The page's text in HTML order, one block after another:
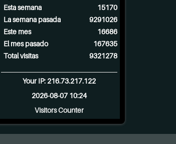
Esta semana
La semana pasada
Este mes
El mes pasado
Total visitas
15170
9291026
16686
167635
9321278
Your IP: 216.73.217.122
2026-08-07 10:24
Visitors Counter